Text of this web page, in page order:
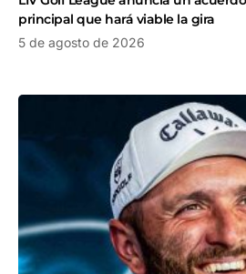
principal que hará viable la gira
5 de agosto de 2026